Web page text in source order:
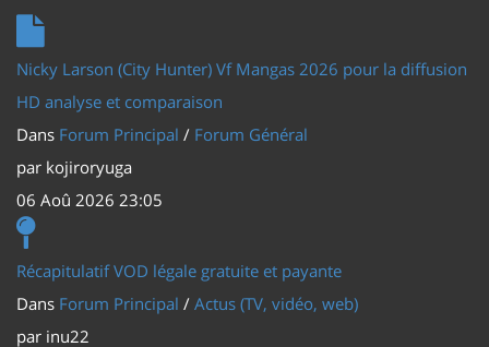
Nicky Larson (City Hunter) Vf Mangas 2026 pour la diffusion
HD analyse et comparaison
Dans Forum Principal / Forum Général
par kojiroryuga
06 Aoû 2026 23:05
Récapitulatif VOD légale gratuite et payante
Dans Forum Principal / Actus (TV, vidéo, web)
par inu22